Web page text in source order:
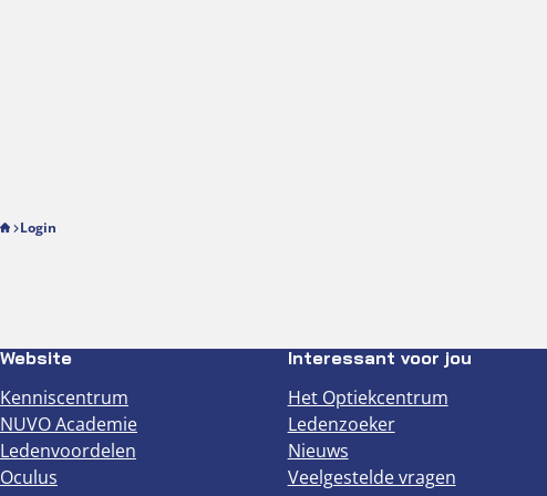
Login
Website
Kenniscentrum
NUVO Academie
Ledenvoordelen
Oculus
Interessant voor jou
Het Optiekcentrum
Ledenzoeker
Nieuws
Veelgestelde vragen